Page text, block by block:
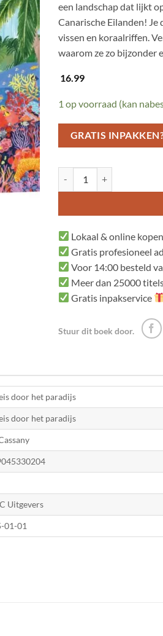
een landschap dat lijkt
Canarische Eilanden!
vissen en koraalriffen.
waarom ze zo bijzonder
16.99
1 op voorraad (kan
GRATIS
Lokaal & online kopen
Gratis profesioneel
Voor 14:00 besteld
Meer dan 25000
Gratis inpakservice
Stuur dit boek door.
door het paradijs
door het paradijs
Uitgevers
01-01